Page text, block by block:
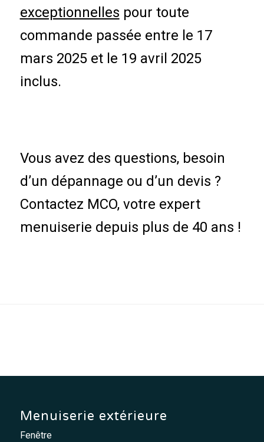
exceptionnelles pour toute
commande passée entre le 17
mars 2025 et le 19 avril 2025
inclus.
Vous avez des questions, besoin
d’un dépannage ou d’un devis ?
Contactez MCO, votre expert
menuiserie depuis plus de 40 ans !
Menuiserie extérieure
Fenêtre